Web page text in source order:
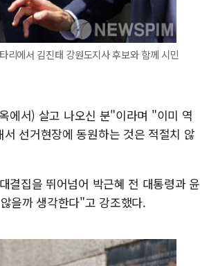
에서 김진태 강원도지사 후보와 함께 시민
에서) 살고 나오신 분"이라며 "이미 역
선거현장에 동원하는 것은 적절치 않
결집을 뛰어넘어 박근혜 전 대통령과 윤
을까 생각한다"고 강조했다.